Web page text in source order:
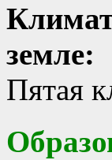
земле:
Пятая